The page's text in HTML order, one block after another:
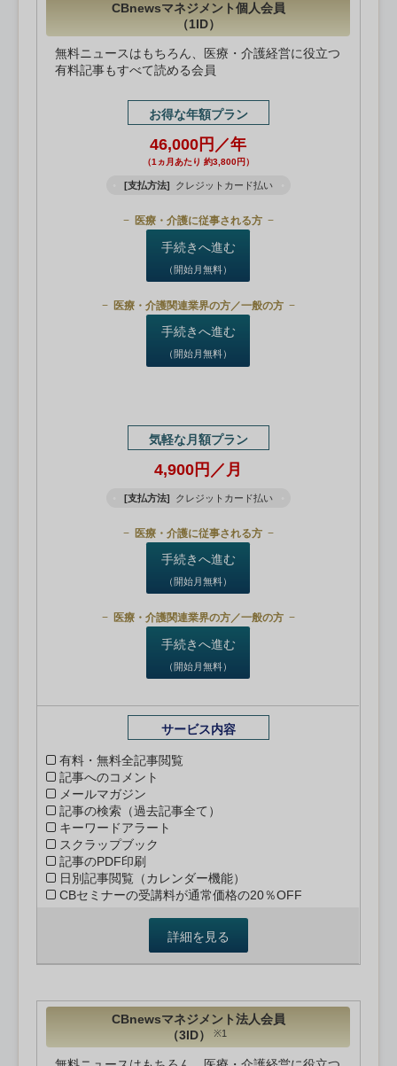
CBnewsマネジメント個人会員
（1ID）
無料ニュースはもちろん、医療・介護経営に役立つ
有料記事もすべて読める会員
お得な年額プラン
46,000円／年
（1ヵ月あたり 約3,800円）
[支払方法] クレジットカード払い
医療・介護に従事される方
手続きへ進む
（開始月無料）
医療・介護関連業界の方／一般の方
手続きへ進む
（開始月無料）
気軽な月額プラン
4,900円／月
[支払方法] クレジットカード払い
医療・介護に従事される方
手続きへ進む
（開始月無料）
医療・介護関連業界の方／一般の方
手続きへ進む
（開始月無料）
サービス内容
有料・無料全記事閲覧
記事へのコメント
メールマガジン
記事の検索（過去記事全て）
キーワードアラート
スクラップブック
記事のPDF印刷
日別記事閲覧（カレンダー機能）
CBセミナーの受講料が通常価格の20％OFF
詳細を見る
CBnewsマネジメント法人会員
（3ID）
※1